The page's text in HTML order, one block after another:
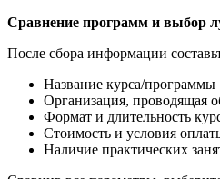
Сравнение программ и выбор
После сбора информации
Название курса/программы
Организация, проводящая
Формат и длительность
Стоимость и условия
Наличие практических